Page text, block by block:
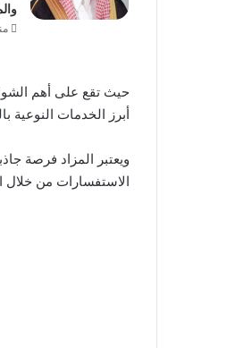
منذ
حيث تقع على أهم
أبرز الخدمات النوعية
ويعتبر المزاد فرصة
الاستفسارات من خلال التواصل على